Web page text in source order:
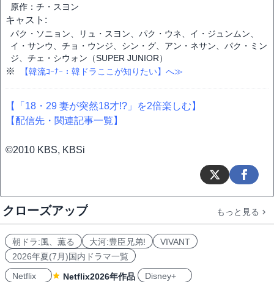
原作：チ・スヨン
キャスト:
パク・ソニョン、リュ・スヨン、パク・ウネ、イ・ジュンムン、
イ・サンウ、チョ・ウンジ、シン・グ、アン・ネサン、パク・ミン
ジ、チェ・シウォン（SUPER JUNIOR）
※ 【韓流ｺｰﾅｰ：韓ドラここが知りたい】へ≫
【「18・29 妻が突然18才!?」を2倍楽しむ】
【配信先・関連記事一覧】
©2010 KBS, KBSi
クローズアップ もっと見る
朝ドラ:風、薫る 大河:豊臣兄弟!
VIVANT
2026年夏(7月)国内ドラマ一覧
Netflix
Netflix2026年作品
Disney+